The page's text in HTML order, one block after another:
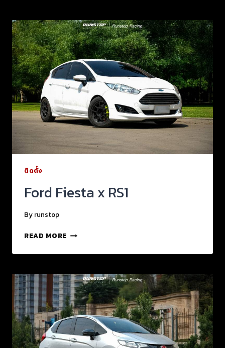
ติดตั้ง
Ford Fiesta x RS1
By runstop
READ MORE